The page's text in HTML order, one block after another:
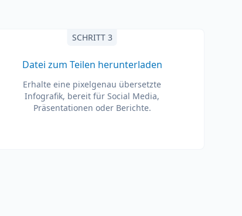
SCHRITT 3
Datei zum Teilen herunterladen
Erhalte eine pixelgenau übersetzte
Infografik, bereit für Social Media,
Präsentationen oder Berichte.